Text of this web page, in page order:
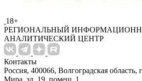
18+
РЕГИОНАЛЬНЫЙ
АНАЛИТИЧЕСКИЙ ЦЕНТР
Контакты
Россия, 400066, Волгоградская область,
Мира, зд. 19, помещ. 1